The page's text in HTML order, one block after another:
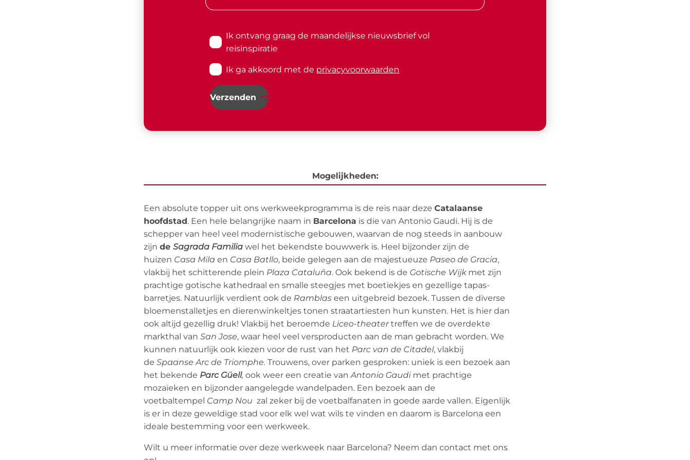
Ik ontvang graag de maandelijkse nieuwsbrief vol
reisinspiratie
Ik ga akkoord met de privacyvoorwaarden
Verzenden
Mogelijkheden:
Een absolute topper uit ons werkweekprogramma is de reis naar deze Catalaanse
hoofdstad. Een hele belangrijke naam in Barcelona is die van Antonio Gaudi. Hij is de
schepper van heel veel modernistische gebouwen, waarvan de nog steeds in aanbouw
zijn de Sagrada Familia wel het bekendste bouwwerk is. Heel bijzonder zijn de
huizen Casa Mila en Casa Batllo, beide gelegen aan de majestueuze Paseo de Gracia,
vlakbij het schitterende plein Plaza Cataluña. Ook bekend is de Gotische Wijkmet zijn
prachtige gotische kathedraal en smalle steegjes met boetiekjes en gezellige tapas-
barretjes. Natuurlijk verdient ook de Ramblas een uitgebreid bezoek. Tussen de diverse
bloemenstalletjes en dierenwinkeltjes tonen straatartiesten hun kunsten. Het is hier dan
ook altijd gezellig druk! Vlakbij het beroemde Liceo-theatertreffen we de overdekte
markthal van San Jose, waar heel veel versproducten aan de man gebracht worden. We
kunnen natuurlijk ook kiezen voor de rust van het Parc van de Citadel, vlakbij
de Spaanse Arc de Triomphe. Trouwens, over parken gesproken: uniek is een bezoek aan
het bekende Parc Güell, ook weer een creatie vanAntonio Gaudimet prachtige
mozaïeken en bijzonder aangelegde wandelpaden. Een bezoek aan de
voetbaltempel Camp Nou zal zeker bij de voetbalfanaten in goede aarde vallen. Eigenlijk
is er in deze geweldige stad voor elk wel wat wils te vinden en daarom is Barcelona een
ideale bestemming voor een werkweek.
Wilt u meer informatie over deze werkweek naar Barcelona? Neem dan contact met ons